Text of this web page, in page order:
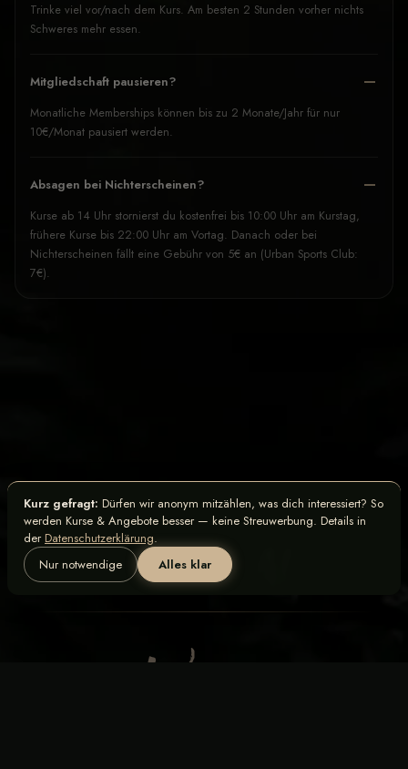
Kurz gefragt: Dürfen wir anonym mitzählen, was dich interessiert? So
werden Kurse & Angebote besser — keine Streuwerbung. Details in
der Datenschutzerklärung.
Nur notwendige
Alles klar
Trinke viel vor/nach dem Kurs. Am besten 2 Stunden vorher nichts
Schweres mehr essen.
Mitgliedschaft pausieren?
Monatliche Memberships können bis zu 2 Monate/Jahr für nur
10€/Monat pausiert werden.
Absagen bei Nichterscheinen?
Kurse ab 14 Uhr stornierst du kostenfrei bis 10:00 Uhr am Kurstag,
frühere Kurse bis 22:00 Uhr am Vortag. Danach oder bei
Nichterscheinen fällt eine Gebühr von 5€ an (Urban Sports Club:
7€).